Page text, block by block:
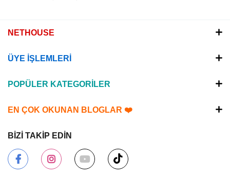
NETHOUSE
ÜYE İŞLEMLERİ
POPÜLER KATEGORİLER
EN ÇOK OKUNAN BLOGLAR ❤️
BİZİ TAKİP EDİN